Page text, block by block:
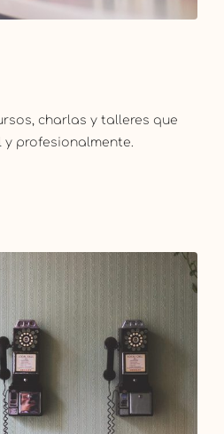
charlas y talleres que
profesionalmente.